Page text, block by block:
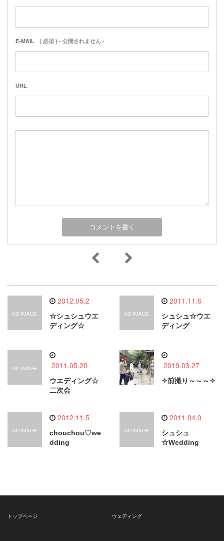
E-MAIL ( 必須 ) - 公開されません -
URL
2012.05.2
☆シュシュウエ
ディング☆
2011.11.6
シュシュ☆ウエ
ディング
2011.05.20
ウエディング☆
二次会
2019.03.27
✧前撮り～～～✧
2012.11.5
chouchou♡we
dding
2011.04.9
シュシュ
☆Wedding
トップページ ウェディング